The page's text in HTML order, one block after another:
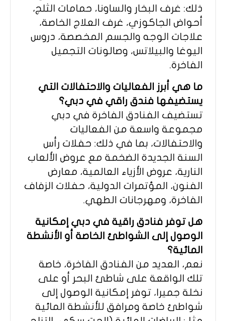
ذلك: غرف البخار والساونا، حمامات الثلج،
أحواض الجاكوزي، غرف العلاج الخاصة،
علاجات الوجه والجسم المخصصة، دروس
اليوغا والبيلاتس، وصالونات التجميل
الفاخرة.
ما هي أبرز الفعاليات والاحتفالات التي
يستضيفها فندق راقي في دبي؟
تستضيف الفنادق الفاخرة في دبي
مجموعة واسعة من الفعاليات
والاحتفالات، بما في ذلك: حفلات رأس
السنة الجديدة الضخمة مع عروض الألعاب
النارية، عروض الأزياء العالمية، معارض
الفنون، المؤتمرات الدولية، حفلات الزفاف
الفاخرة، ومهرجانات الطهي.
هل توفر فنادق راقية في دبي إمكانية
الوصول إلى الشواطئ الخاصة أو الأنشطة
المائية؟
نعم، العديد من الفنادق الفاخرة، خاصة
تلك الواقعة على شاطئ البحر أو على
نخلة جميرا، توفر إمكانية الوصول إلى
شواطئ خاصة ومرافق للأنشطة المائية